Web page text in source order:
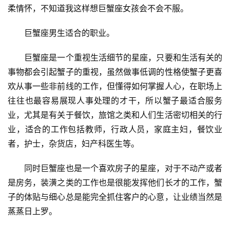
柔情怀，不知道我这样想巨蟹座女孩会不会不服。
巨蟹座男生适合的职业。
巨蟹座是一个重视生活细节的星座，只要和生活有关的
事物都会引起蟹子的重视，虽然做事低调的性格使蟹子更喜
欢从事一些非前线的工作，但懂得如何掌握人心，在职场上
往往也最容易展现人事处理的才干，所以蟹子最适合服务
业，尤其是有关于餐饮，旅馆之类和人们生活密切相关的行
业，适合的工作包括教师，行政人员，家庭主妇，餐饮业
者，护士，杂货店，妇产科医生等。
同时巨蟹座也是一个喜欢房子的星座，对于不动产或者
是房务，装潢之类的工作也是很能发挥他们长才的工作，蟹
子的体贴与细心总是能完全抓住客户的心意，让业绩当然是
蒸蒸日上罗。